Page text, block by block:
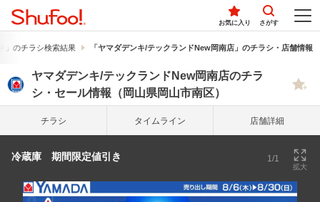
お気に入り さがす
」のチラシ検索結果 「ヤマダデンキ/テックランドNew岡南店」のチラシ・店舗情報
ヤマダデンキ/テックランドNew岡南店のチラ
シ・セール情報（岡山県岡山市南区）
チラシ タイム ライン 店舗詳細
冷蔵庫 期間限定値引き 1/1
拡大